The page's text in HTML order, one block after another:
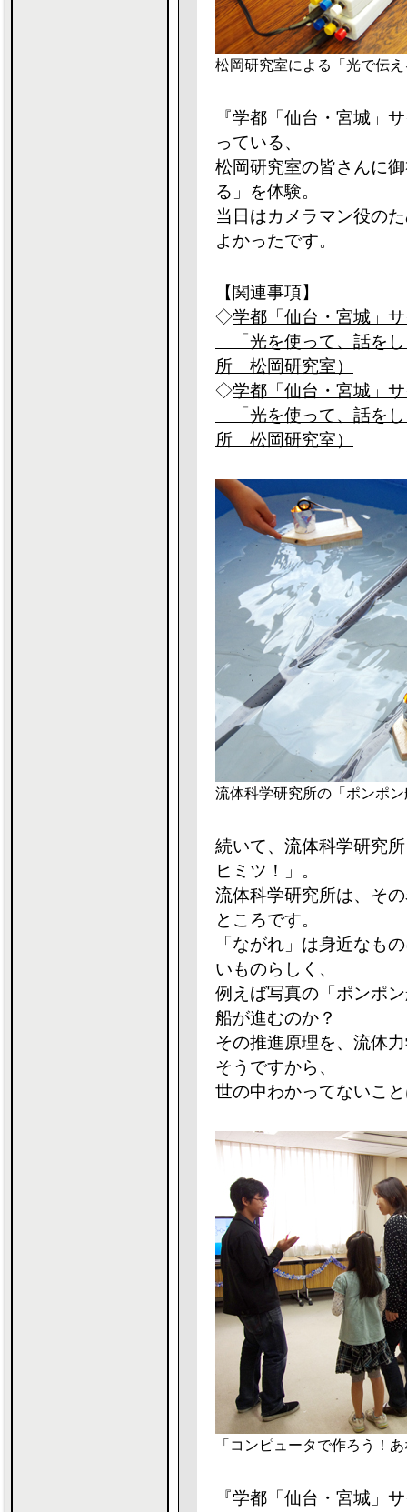
松岡研究室による「光で伝
『学都「仙台・宮城」
っている、
松岡研究室の皆さんに
る」を体験。
当日はカメラマン役の
よかったです。
【関連事項】
◇学都「仙台・宮城」
「光を使って、話を
所 松岡研究室）
◇学都「仙台・宮城」
「光を使って、話を
所 松岡研究室）
流体科学研究所の「ポンポ
続いて、流体科学研究
ヒミツ！」。
流体科学研究所は、そ
ところです。
「ながれ」は身近なも
いものらしく、
例えば写真の「ポンポ
船が進むのか？
その推進原理を、流体
そうですから、
世の中わかってないこ
「コンピュータで作ろう！
『学都「仙台・宮城」